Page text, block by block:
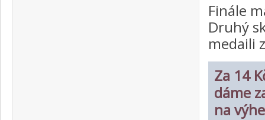
Finále
Druhý
medaili
Za 14
dáme
na